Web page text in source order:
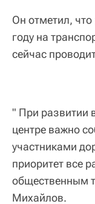
Он отметил,
году на
сейчас
" При развитии
центре важно
участниками
приоритет все
общественным
Михайлов.